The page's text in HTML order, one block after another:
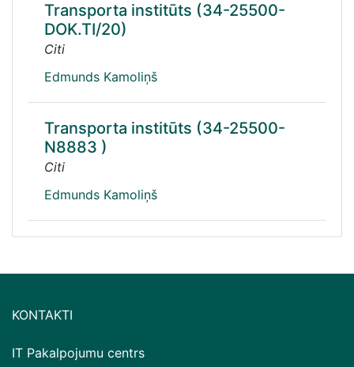
Transporta institūts (34-25500-
DOK.TI/20)
Citi
Edmunds Kamoliņš
Transporta institūts (34-25500-
N8883 )
Citi
Edmunds Kamoliņš
KONTAKTI
IT Pakalpojumu centrs